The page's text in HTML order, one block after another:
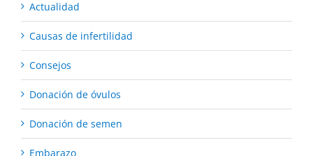
Actualidad
Causas de infertilidad
Consejos
Donación de óvulos
Donación de semen
Embarazo